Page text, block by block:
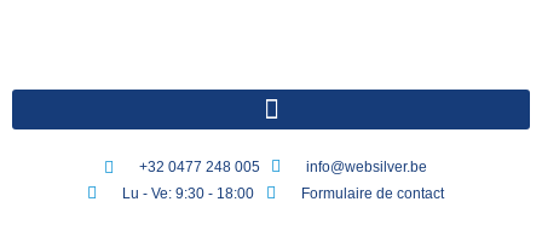
+32 0477 248 005
info@websilver.be
Lu - Ve: 9:30 - 18:00
Formulaire de contact